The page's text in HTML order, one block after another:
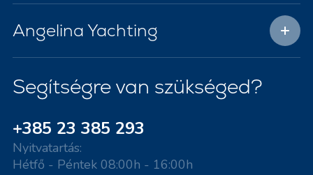
Angelina Yachting
Segítségre van szükséged?
+385 23 385 293
Nyitvatartás:
Hétfő - Péntek 08:00h - 16:00h